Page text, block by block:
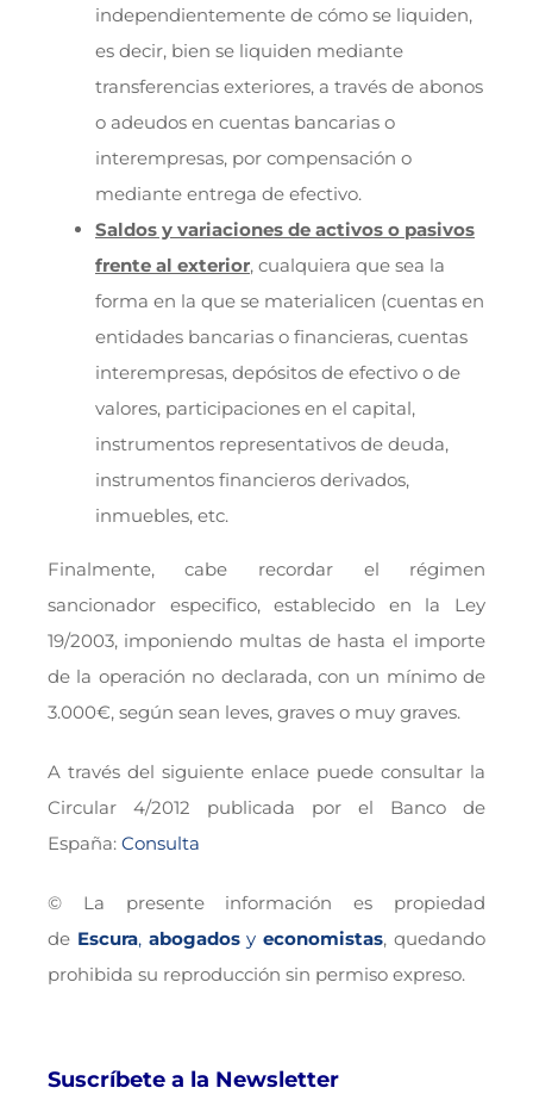
independientemente de cómo se liquiden,
es decir, bien se liquiden mediante
transferencias exteriores, a través de abonos
o adeudos en cuentas bancarias o
interempresas, por compensación o
mediante entrega de efectivo.
Saldos y variaciones de activos o pasivos
frente al exterior, cualquiera que sea la
forma en la que se materialicen (cuentas en
entidades bancarias o financieras, cuentas
interempresas, depósitos de efectivo o de
valores, participaciones en el capital,
instrumentos representativos de deuda,
instrumentos financieros derivados,
inmuebles, etc.
Finalmente, cabe recordar el régimen
sancionador especifico, establecido en la Ley
19/2003, imponiendo multas de hasta el importe
de la operación no declarada, con un mínimo de
3.000€, según sean leves, graves o muy graves.
A través del siguiente enlace puede consultar la
Circular 4/2012 publicada por el Banco de
España: Consulta
© La presente información es propiedad
de Escura, abogadosyeconomistas, quedando
prohibida su reproducción sin permiso expreso.
Suscríbete a la Newsletter